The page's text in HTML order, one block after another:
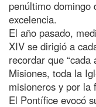
penúltimo domingo
excelencia.
El año pasado,
XIV se dirigió a
recordar que
Misiones, toda la
misioneros y por la
El Pontífice evocó